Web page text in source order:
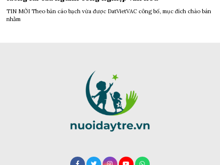
TIN MỚI Theo bản cáo bạch vừa được DatVietVAC công bố, mục đích chào bán
nhằm